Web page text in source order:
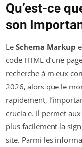
Qu’est-ce
son
Le Schema Markup
code HTML d’une
recherche à mieux
2026, alors que le
rapidement,
cruciale. Il permet
plus facilement la
site. Parmi les